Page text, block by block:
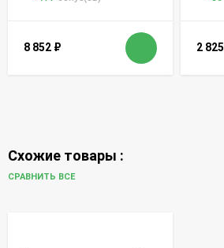
8 852 ₽ 2 825
Схожие товары :
СРАВНИТЬ ВСЕ